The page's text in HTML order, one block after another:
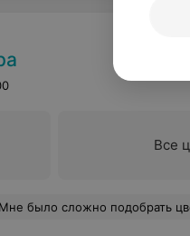
Все
цвет, а мастер мне помогла, я очень